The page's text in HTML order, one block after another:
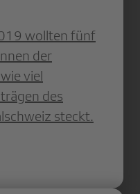
wollten fünf
der
viel
des
steckt.